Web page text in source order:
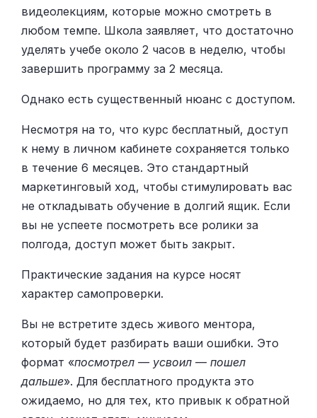
видеолекциям, которые можно смотреть в
любом темпе. Школа заявляет, что достаточно
уделять учебе около 2 часов в неделю, чтобы
завершить программу за 2 месяца.
Однако есть существенный нюанс с доступом.
Несмотря на то, что курс бесплатный, доступ
к нему в личном кабинете сохраняется только
в течение 6 месяцев. Это стандартный
маркетинговый ход, чтобы стимулировать вас
не откладывать обучение в долгий ящик. Если
вы не успеете посмотреть все ролики за
полгода, доступ может быть закрыт.
Практические задания на курсе носят
характер самопроверки.
Вы не встретите здесь живого ментора,
который будет разбирать ваши ошибки. Это
формат «посмотрел — усвоил — пошел
дальше». Для бесплатного продукта это
ожидаемо, но для тех, кто привык к обратной